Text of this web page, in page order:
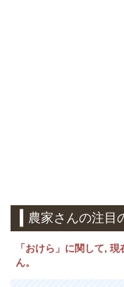
農家さんの注目
「おけら」に関して,
ん。